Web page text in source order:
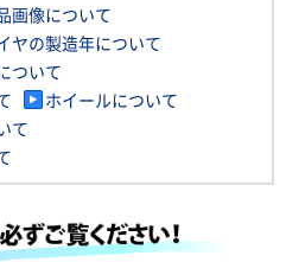
画像について
ヤの製造年について
ついて
ホイールについて
て